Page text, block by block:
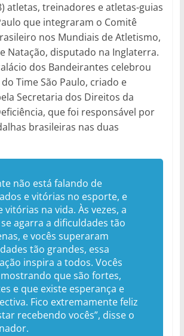
atletas, treinadores e atletas-guias
que integraram o Comitê
nos Mundiais de Atletismo,
Natação, disputado na Inglaterra.
dos Bandeirantes celebrou
Time São Paulo, criado e
Secretaria dos Direitos da
que foi responsável por
brasileiras nas duas
não está falando de
e vitórias no esporte, e
vitórias na vida. Às vezes, a
agarra a dificuldades tão
e vocês superaram
tão grandes, essa
inspira a todos. Vocês
que são fortes,
e que existe esperança e
Fico extremamente feliz
recebendo vocês”, disse o